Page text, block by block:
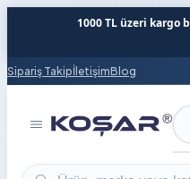
1000 TL üzeri kargo
Sipariş TakipİletişimBlog